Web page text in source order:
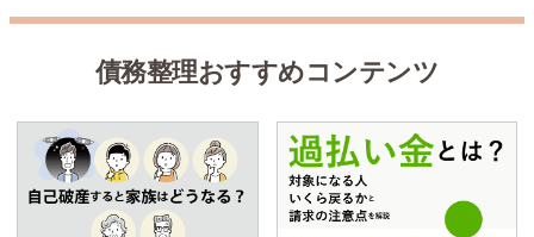
債務整理おすすめコンテンツ